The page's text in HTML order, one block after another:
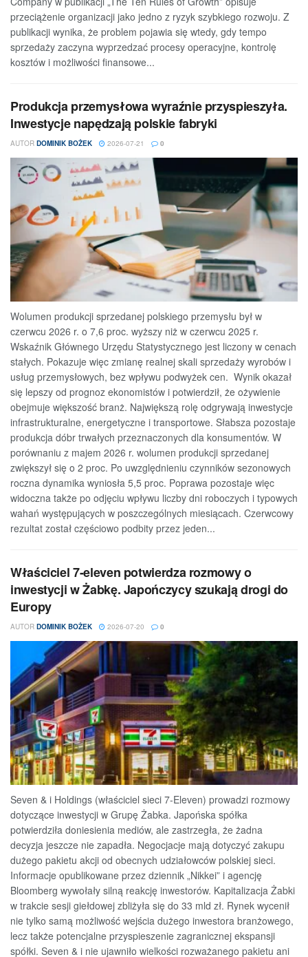
przeciążenie organizacji jako jedno z ryzyk szybkiego rozwoju. Z
publikacji wynika, że problem pojawia się wtedy, gdy tempo
sprzedaży zaczyna wyprzedzać procesy operacyjne, kontrolę
kosztów i możliwości finansowe...
Produkcja przemysłowa wyraźnie przyspieszyła.
Inwestycje napędzają polskie fabryki
AUTOR DOMINIK BOŻEK 2026-07-21 0
Wolumen produkcji sprzedanej polskiego przemysłu był w
czerwcu 2026 r. o 7,6 proc. wyższy niż w czerwcu 2025 r.
Wskaźnik Głównego Urzędu Statystycznego jest liczony w cenach
stałych. Pokazuje więc zmianę realnej skali sprzedaży wyrobów i
usług przemysłowych, bez wpływu podwyżek cen. Wynik okazał
się lepszy od prognoz ekonomistów i potwierdził, że ożywienie
obejmuje większość branż. Największą rolę odgrywają inwestycje
infrastrukturalne, energetyczne i transportowe. Słabsza pozostaje
produkcja dóbr trwałych przeznaczonych dla konsumentów. W
porównaniu z majem 2026 r. wolumen produkcji sprzedanej
zwiększył się o 2 proc. Po uwzględnieniu czynników sezonowych
roczna dynamika wyniosła 5,5 proc. Poprawa pozostaje więc
widoczna także po odjęciu wpływu liczby dni roboczych i typowych
wahań występujących w poszczególnych miesiącach. Czerwcowy
rezultat został częściowo podbity przez jeden...
Właściciel 7-eleven potwierdza rozmowy o
inwestycji w Żabkę. Japończycy szukają drogi do
Europy
AUTOR DOMINIK BOŻEK 2026-07-20 0
Seven & i Holdings (właściciel sieci 7-Eleven) prowadzi rozmowy
dotyczące inwestycji w Grupę Żabka. Japońska spółka
potwierdziła doniesienia mediów, ale zastrzegła, że żadna
decyzja jeszcze nie zapadła. Negocjacje mają dotyczyć zakupu
dużego pakietu akcji od obecnych udziałowców polskiej sieci.
Informacje opublikowane przez dziennik „Nikkei” i agencję
Bloomberg wywołały silną reakcję inwestorów. Kapitalizacja Żabki
w trakcie sesji giełdowej zbliżyła się do 33 mld zł. Rynek wycenił
nie tylko samą możliwość wejścia dużego inwestora branżowego,
lecz także potencjalne przyspieszenie zagranicznej ekspansji
spółki. Seven & i nie ujawniło wielkości rozważanego pakietu ani